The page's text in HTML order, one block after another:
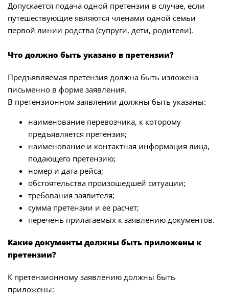
Допускается подача одной претензии в случае, если
путешествующие являются членами одной семьи
первой линии родства (супруги, дети, родители).
Что должно быть указано в претензии?
Предъявляемая претензия должна быть изложена
письменно в форме заявления.
В претензионном заявлении должны быть указаны:
наименование перевозчика, к которому
предъявляется претензия;
наименование и контактная информация лица,
подающего претензию;
номер и дата рейса;
обстоятельства произошедшей ситуации;
требования заявителя;
сумма претензии и ее расчет;
перечень прилагаемых к заявлению документов.
Какие документы должны быть приложены к
претензии?
К претензионному заявлению должны быть
приложены: